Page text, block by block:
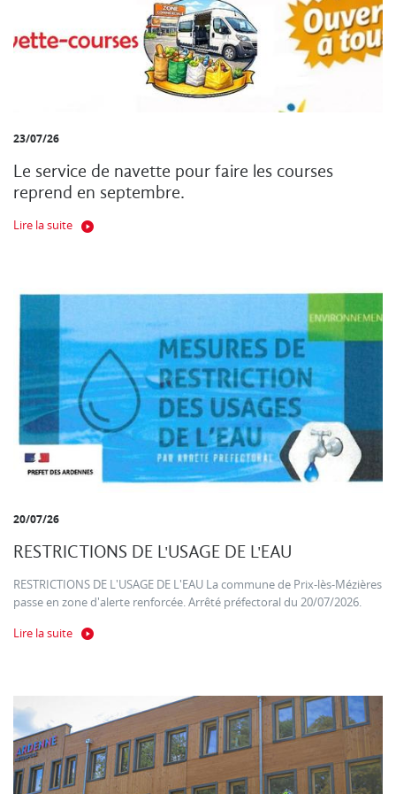
23/07/26
Le service de navette pour faire les courses
reprend en septembre.
Lire la suite
20/07/26
RESTRICTIONS DE L'USAGE DE L'EAU
RESTRICTIONS DE L'USAGE DE L'EAU La commune de Prix-lès-Mézières
passe en zone d'alerte renforcée. Arrêté préfectoral du 20/07/2026.
Lire la suite